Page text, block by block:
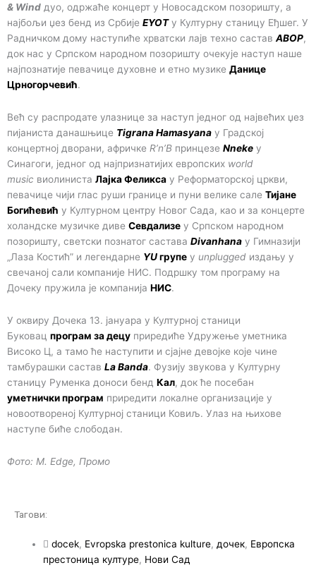
& Wind дуо, одржаће концерт у Новосадском позоришту, а
најбољи џез бенд из Србије EYOTу Културну станицу Еђшег. У
Радничком дому наступиће хрватски лајв техно састав ABOP,
док нас у Српском народном позоришту очекује наступ наше
најпознатије певачице духовне и етно музике Данице
Црногорчевић.
Већ су распродате улазнице за наступ једног од највећих џез
пијаниста данашњице Tigrana Hamasyana у Градској
концертној дворани, афричке R’n’B принцезе Nnekе у
Синагоги, једног од најпризнатијих европских world
music виолиниста Лајкa Феликсa у Реформаторској цркви,
певачице чији глас руши границе и пуни велике сале Тијанe
Богићевић у Културном центру Новог Сада, као и за концерте
холандске музичке диве Севдализе у Српском народном
позоришту, светски познатог састава Divanhana у Гимназији
„Лаза Костић” и легендарне YUгрупe у unplugged издању у
свечаној сали компаније НИС. Подршку том програму на
Дочеку пружила је компанија НИС.
У оквиру Дочека 13. јануара у Културној станици
Буковац програм за децу приредиће Удружење уметника
Високо Ц, а тамо ће наступити и сјајне девојке које чине
тамбурашки састав La Banda. Фузију звукова у Културну
станицу Руменка доноси бенд Кал, док ће посебан
уметнички програм приредити локалне организације у
новоотвореној Културној станици Ковиљ. Улаз на њихове
наступе биће слободан.
Фото: М. Edge, Промо
Тагови:
docek, Evropska prestonica kulture,дочек, Европска
престоница културе, Нови Сад